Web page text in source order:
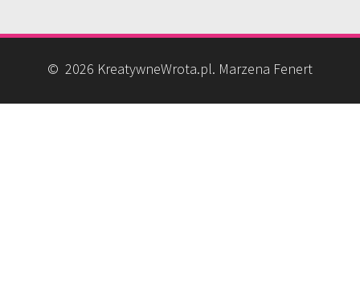
© 2026 KreatywneWrota.pl. Marzena Fenert